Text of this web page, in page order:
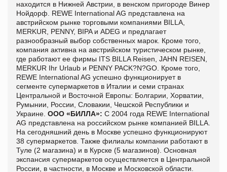
находится в Нижней Австрии, в венском пригороде Винер
Нойдорф. REWE International AG представлена на
австрийском рынке торговыми компаниями BILLA,
MERKUR, PENNY, BIPA и ADEG и предлагает
разнообразный выбор собственных марок. Кроме того,
компания активна на австрийском туристическом рынке,
где работают ее фирмы ITS BILLA Reisen, JAHN REISEN,
MERKUR Ihr Urlaub и PENNY PACK?N?GO. Кроме того,
REWE International AG успешно функционирует в
сегменте супермаркетов в Италии и семи странах
Центральной и Восточной Европы: Болгарии, Хорватии,
Румынии, России, Словакии, Чешской Республики и
Украине. ООО «БИЛЛА»: С 2004 года REWE International
AG представлена на российском рынке компанией BILLA.
На сегодняшний день в Москве успешно функционируют
38 супермаркетов. Также филиалы компании работают в
Туле (2 магазина) и в Курске (5 магазинов). Основная
экспансия супермаркетов осуществляется в Центральной
России, в частности, в Москве и Московской области.